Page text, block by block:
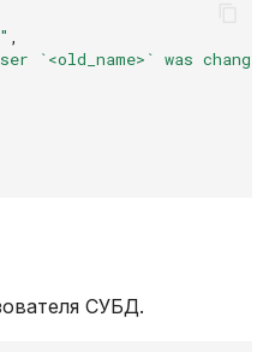
`<old_name>` was
СУБД.